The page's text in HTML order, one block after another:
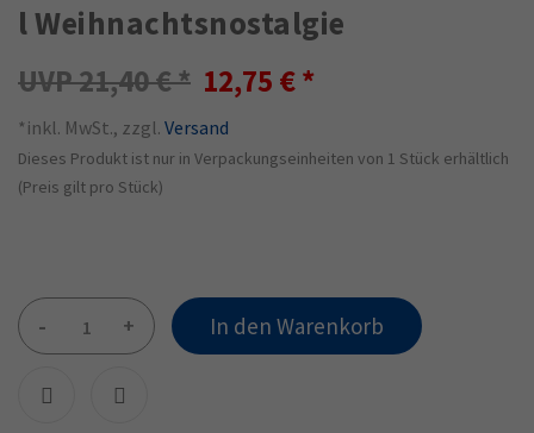
l Weihnachtsnostalgie
21,40 € 12,75 €
*inkl. MwSt., zzgl. Versand
Dieses Produkt ist nur in Verpackungseinheiten von 1 Stück erhältlich
(Preis gilt pro Stück)
- + In den Warenkorb